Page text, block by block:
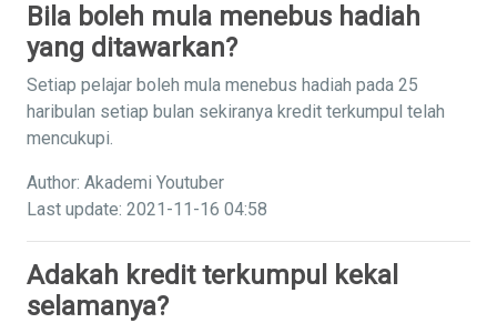
Bila boleh mula menebus hadiah
yang ditawarkan?
Setiap pelajar boleh mula menebus hadiah pada 25
haribulan setiap bulan sekiranya kredit terkumpul telah
mencukupi.
Author: Akademi Youtuber
Last update: 2021-11-16 04:58
Adakah kredit terkumpul kekal
selamanya?